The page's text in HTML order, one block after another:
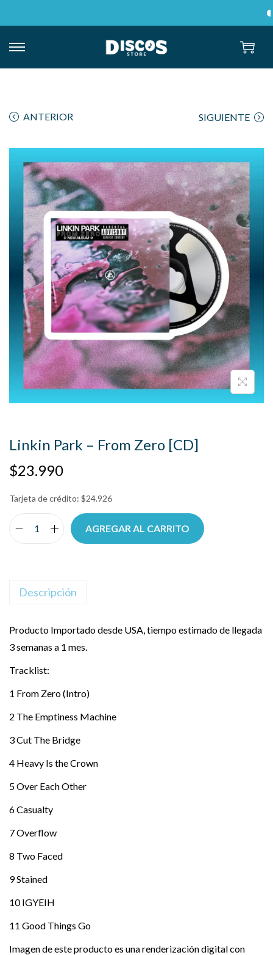
ANTERIOR SIGUIENTE
Linkin Park – From Zero [CD]
$23.990
Tarjeta de crédito: $24.926
AGREGAR AL CARRITO
Descripción
Producto Importado desde USA, tiempo estimado de llegada
3 semanas a 1 mes.
Tracklist:
1 From Zero (Intro)
2 The Emptiness Machine
3 Cut The Bridge
4 Heavy Is the Crown
5 Over Each Other
6 Casualty
7 Overflow
8 Two Faced
9 Stained
10 IGYEIH
11 Good Things Go
Imagen de este producto es una renderización digital con